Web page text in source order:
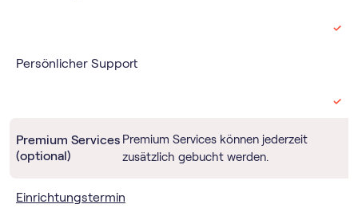
Persönlicher Support
Premium Services
(optional)
Premium Services können jederzeit
zusätzlich gebucht werden.
Einrichtungstermin